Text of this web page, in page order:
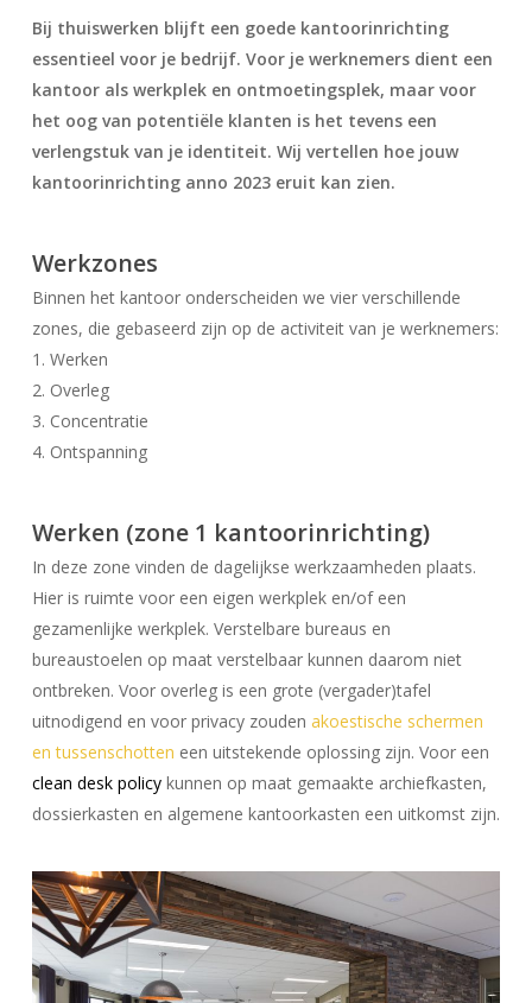
Bij thuiswerken blijft een goede kantoorinrichting
essentieel voor je bedrijf. Voor je werknemers dient een
kantoor als werkplek en ontmoetingsplek, maar voor
het oog van potentiële klanten is het tevens een
verlengstuk van je identiteit. Wij vertellen hoe jouw
kantoorinrichting anno 2023 eruit kan zien.
Werkzones
Binnen het kantoor onderscheiden we vier verschillende
zones, die gebaseerd zijn op de activiteit van je werknemers:
1. Werken
2. Overleg
3. Concentratie
4. Ontspanning
Werken (zone 1 kantoorinrichting)
In deze zone vinden de dagelijkse werkzaamheden plaats.
Hier is ruimte voor een eigen werkplek en/of een
gezamenlijke werkplek. Verstelbare bureaus en
bureaustoelen op maat verstelbaar kunnen daarom niet
ontbreken. Voor overleg is een grote (vergader)tafel
uitnodigend en voor privacy zouden akoestische schermen
en tussenschotten een uitstekende oplossing zijn. Voor een
clean desk policykunnen op maat gemaakte archiefkasten,
dossierkasten en algemene kantoorkasten een uitkomst zijn.